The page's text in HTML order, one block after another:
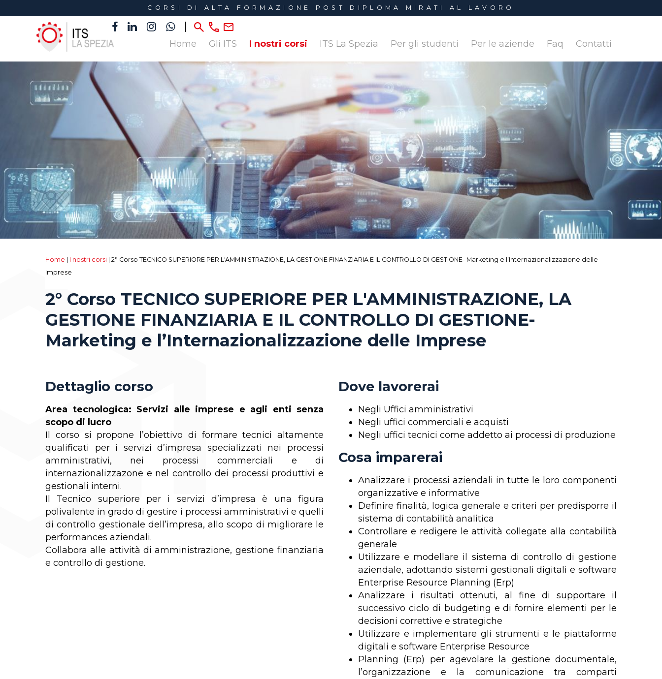
CORSI DI ALTA FORMAZIONE POST DIPLOMA MIRATI AL LAVORO
Home Gli ITS I nostri corsi ITS La Spezia Per gli studenti Per le aziende Faq Contatti
Home I nostri corsi 2° Corso TECNICO SUPERIORE PER L'AMMINISTRAZIONE, LA GESTIONE FINANZIARIA E IL CONTROLLO DI GESTIONE- Marketing e l’Internazionalizzazione delle
Imprese
2° Corso TECNICO SUPERIORE PER L'AMMINISTRAZIONE, LA
GESTIONE FINANZIARIA E IL CONTROLLO DI GESTIONE-
Marketing e l’Internazionalizzazione delle Imprese
Dettaglio corso
Area tecnologica: Servizi alle imprese e agli enti senza
scopo di lucro
Il corso si propone l’obiettivo di formare tecnici altamente
qualificati per i servizi d’impresa specializzati nei processi
amministrativi, nei processi commerciali e di
internazionalizzazone e nel controllo dei processi produttivi e
gestionali interni.
Il Tecnico superiore per i servizi d’impresa è una figura
polivalente in grado di gestire i processi amministrativi e quelli
di controllo gestionale dell’impresa, allo scopo di migliorare le
performances aziendali.
Collabora alle attività di amministrazione, gestione finanziaria
e controllo di gestione.
Dove lavorerai
Negli Uffici amministrativi
Negli uffici commerciali e acquisti
Negli uffici tecnici come addetto ai processi di produzione
Cosa imparerai
Analizzare i processi aziendali in tutte le loro componenti
organizzative e informative
Definire finalità, logica generale e criteri per predisporre il
sistema di contabilità analitica
Controllare e redigere le attività collegate alla contabilità
generale
Utilizzare e modellare il sistema di controllo di gestione
aziendale, adottando sistemi gestionali digitali e software
Enterprise Resource Planning (Erp)
Analizzare i risultati ottenuti, al fine di supportare il
successivo ciclo di budgeting e di fornire elementi per le
decisioni correttive e strategiche
Utilizzare e implementare gli strumenti e le piattaforme
digitali e software Enterprise Resource
Planning (Erp) per agevolare la gestione documentale,
l’organizzazione e la comunicazione tra comparti